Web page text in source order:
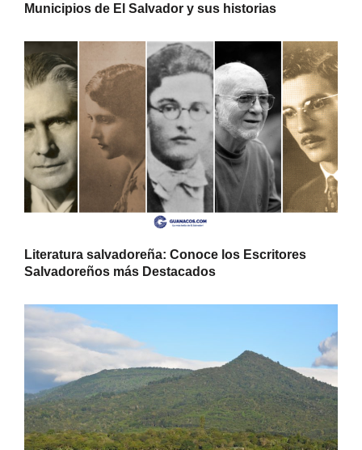
Municipios de El Salvador y sus historias
Literatura salvadoreña: Conoce los Escritores
Salvadoreños más Destacados